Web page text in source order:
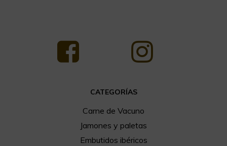
CATEGORÍAS
Carne de Vacuno
Jamones y paletas
Embutidos ibéricos